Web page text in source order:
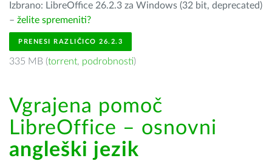
Izbrano: LibreOffice 26.2.3 za Windows (32 bit, deprecated)
– želite spremeniti?
PRENESI RAZLIČICO 26.2.3
335 MB (torrent, podrobnosti)
Vgrajena pomoč
LibreOffice – osnovni
angleški jezik